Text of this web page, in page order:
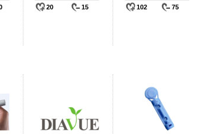
20 15 102 75